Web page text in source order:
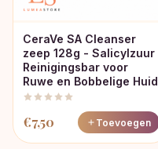
CeraVe SA Cleanser
zeep 128g - Salicylzuur
Reinigingsbar voor
Ruwe en Bobbelige Huid
€7,50 Toevoegen